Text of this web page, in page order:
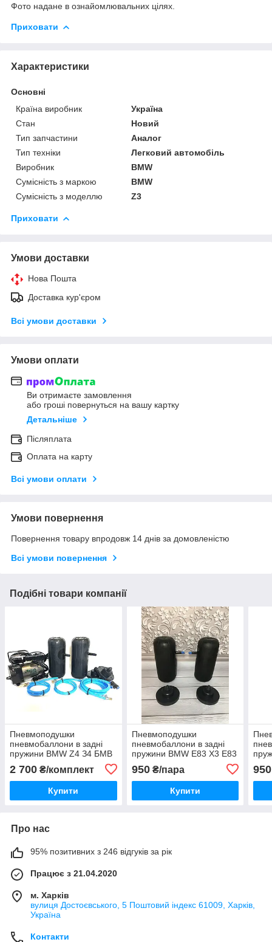
Фото надане в ознайомлювальних цілях.
Приховати
Характеристики
Основні
Країна виробник
Україна
Стан
Новий
Тип запчастини
Аналог
Тип техніки
Легковий автомобіль
Виробник
BMW
Сумісність з маркою
BMW
Сумісність з моделлю
Z3
Приховати
Умови доставки
Нова Пошта
Доставка кур'єром
Всі умови доставки
Умови оплати
Ви отримаєте замовлення
або гроші повернуться на вашу картку
Детальніше
Післяплата
Оплата на карту
Всі умови оплати
Умови повернення
Повернення товару впродовж 14 днів за домовленістю
Всі умови повернення
Подібні товари компанії
Пневмоподушки
пневмобаллони в задні
пружини BMW Z4 З4 БМВ
2 700 ₴/комплект
Купити
Пневмоподушки
пневмобаллони в задні
пружини BMW E83 X3 Е83
950₴/пара
Купити
950
Про нас
95% позитивних з 246 відгуків за рік
Працює з 21.04.2020
м. Харків
вулиця Достоєвського, 5 Поштовий індекс 61009, Харків,
Україна
Контакти